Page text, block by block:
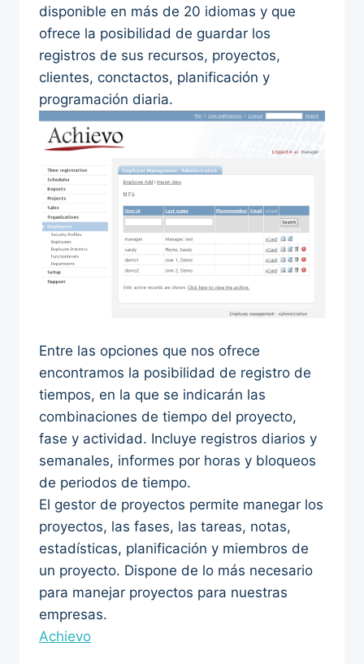
disponible en más de 20 idiomas y que
ofrece la posibilidad de guardar los
registros de sus recursos, proyectos,
clientes, conctactos, planificación y
programación diaria.
Entre las opciones que nos ofrece
encontramos la posibilidad de registro de
tiempos, en la que se indicarán las
combinaciones de tiempo del proyecto,
fase y actividad. Incluye registros diarios y
semanales, informes por horas y bloqueos
de periodos de tiempo.
El gestor de proyectos permite manegar los
proyectos, las fases, las tareas, notas,
estadísticas, planificación y miembros de
un proyecto. Dispone de lo más necesario
para manejar proyectos para nuestras
empresas.
Achievo